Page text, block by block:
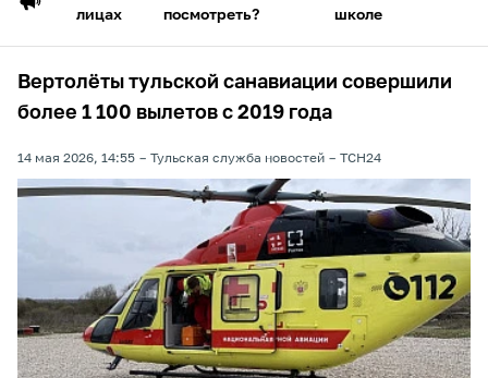
лицах
посмотреть?
школе
Вертолёты тульской санавиации совершили
более 1 100 вылетов с 2019 года
14 мая 2026, 14:55 Тульская служба новостей ТСН24